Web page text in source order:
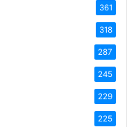
361
318
287
245
229
225